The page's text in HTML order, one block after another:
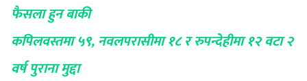
फैसला हुन बाकी
कपिलवस्तमा ५९, नवलपरासीमा १८ र रुपन्देहीमा १२ वटा २
वर्ष पुराना मुद्दा